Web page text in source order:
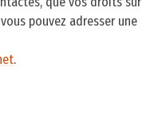
pouvez adresser une
.